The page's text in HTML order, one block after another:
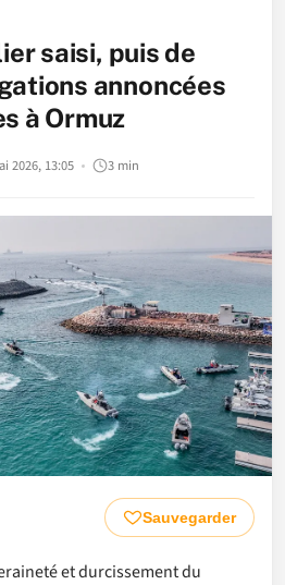
saisi, puis de
annoncées
à Ormuz
2026, 13:05 3 min
Sauvegarder
et durcissement du